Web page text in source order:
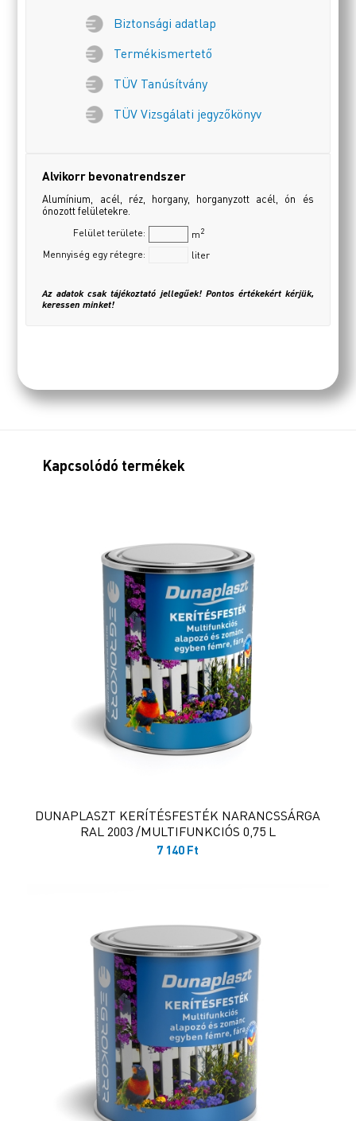
Biztonsági adatlap
Termékismertető
TÜV Tanúsítvány
TÜV Vizsgálati jegyzőkönyv
Alvikorr bevonatrendszer
Alumínium, acél, réz, horgany, horganyzott acél, ón és
ónozott felületekre.
Felület területe: m2
Mennyiség egy rétegre: liter
Az adatok csak tájékoztató jellegűek! Pontos értékekért kérjük,
keressen minket!
Kapcsolódó termékek
DUNAPLASZT KERÍTÉSFESTÉK NARANCSSÁRGA
RAL 2003 /MULTIFUNKCIÓS 0,75 L
7 140 Ft